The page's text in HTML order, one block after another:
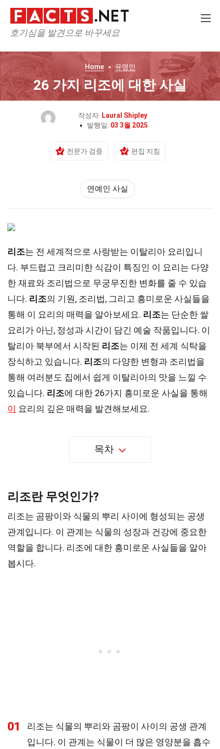
호기심을 발견으로 바꾸세요
Home 유명인
26 가지 리조에 대한 사실
작성자: Laural Shipley
발행일: 03 3월 2025
전문가 검증 편집 지침
연예인 사실
리조는 전 세계적으로 사랑받는 이탈리아 요리입니
다. 부드럽고 크리미한 식감이 특징인 이 요리는 다양
한 재료와 조리법으로 무궁무진한 변화를 줄 수 있습
니다. 리조의 기원, 조리법, 그리고 흥미로운 사실들을
통해 이 요리의 매력을 알아보세요. 리조는 단순한 쌀
요리가 아닌, 정성과 시간이 담긴 예술 작품입니다. 이
탈리아 북부에서 시작된 리조는 이제 전 세계 식탁을
장식하고 있습니다. 리조의 다양한 변형과 조리법을
통해 여러분도 집에서 쉽게 이탈리아의 맛을 느낄 수
있습니다. 리조에 대한 26가지 흥미로운 사실을 통해
이 요리의 깊은 매력을 발견해보세요.
목차
리조란 무엇인가?
리조는 곰팡이와 식물의 뿌리 사이에 형성되는 공생
관계입니다. 이 관계는 식물의 성장과 건강에 중요한
역할을 합니다. 리조에 대한 흥미로운 사실들을 알아
봅시다.
01
리조는 식물의 뿌리와 곰팡이 사이의 공생 관계
입니다. 이 관계는 식물이 더 많은 영양분을 흡수